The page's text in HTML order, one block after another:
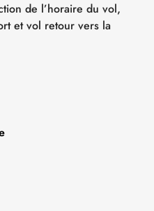
de l’horaire du vol,
et vol retour vers la